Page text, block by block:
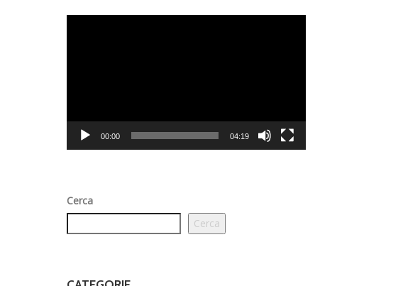
00:00 04:19
Cerca
Cerca